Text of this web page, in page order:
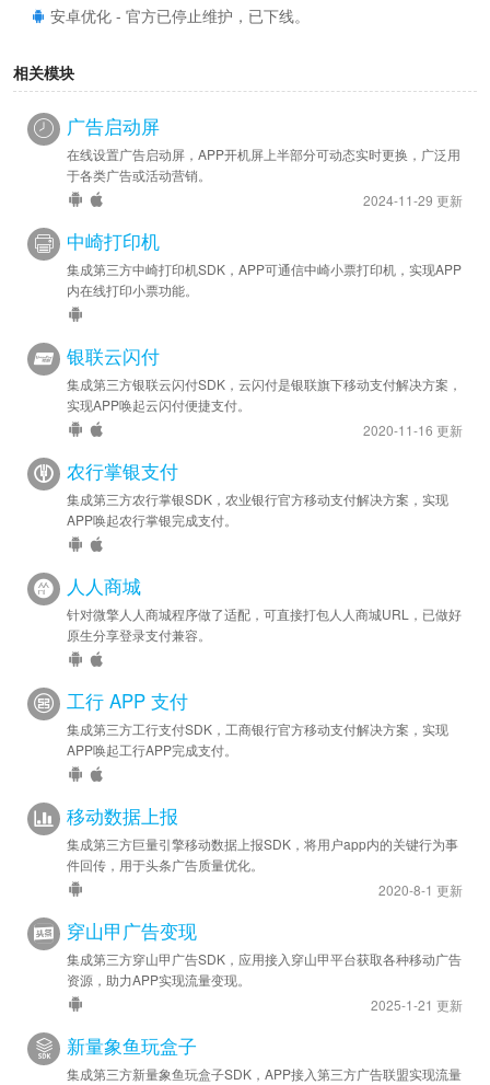
安卓优化 - 官方已停止维护，已下线。
相关模块
广告启动屏
在线设置广告启动屏，APP开机屏上半部分可动态实时更换，广泛用
于各类广告或活动营销。
2024-11-29 更新
中崎打印机
集成第三方中崎打印机SDK，APP可通信中崎小票打印机，实现APP
内在线打印小票功能。
银联云闪付
集成第三方银联云闪付SDK，云闪付是银联旗下移动支付解决方案，
实现APP唤起云闪付便捷支付。
2020-11-16 更新
农行掌银支付
集成第三方农行掌银SDK，农业银行官方移动支付解决方案，实现
APP唤起农行掌银完成支付。
人人商城
针对微擎人人商城程序做了适配，可直接打包人人商城URL，已做好
原生分享登录支付兼容。
工行 APP 支付
集成第三方工行支付SDK，工商银行官方移动支付解决方案，实现
APP唤起工行APP完成支付。
移动数据上报
集成第三方巨量引擎移动数据上报SDK，将用户app内的关键行为事
件回传，用于头条广告质量优化。
2020-8-1 更新
穿山甲广告变现
集成第三方穿山甲广告SDK，应用接入穿山甲平台获取各种移动广告
资源，助力APP实现流量变现。
2025-1-21 更新
新量象鱼玩盒子
集成第三方新量象鱼玩盒子SDK，APP接入第三方广告联盟实现流量